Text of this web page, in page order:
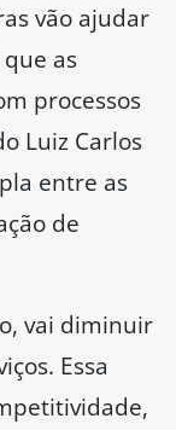
vão ajudar
as
processos
Luiz Carlos
entre as
de
vai diminuir
Essa